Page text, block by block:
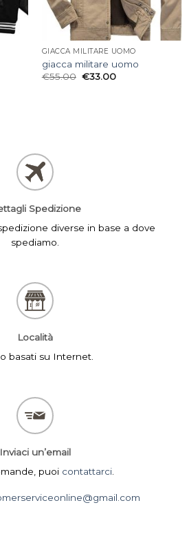
GIACCA MILITARE UOMO
giacca militare uomo
€55.00 €33.00
Spedizione
diverse in base a dove
spediamo.
Località
basati su Internet.
Inviaci un’email
puoi contattarci.